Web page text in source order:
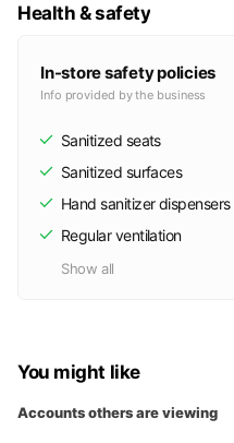
Health & safety
In-store safety policies
Info provided by the business
Sanitized seats
Sanitized surfaces
Hand sanitizer dispensers
Regular ventilation
Show all
You might like
Accounts others are viewing